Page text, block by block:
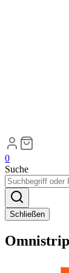
0
Suche
Schließen